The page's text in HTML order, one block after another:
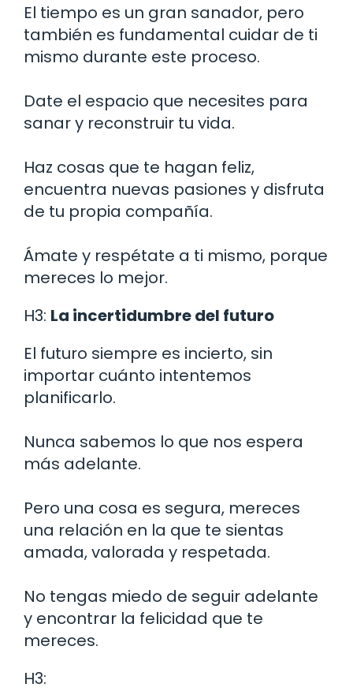
El tiempo es un gran sanador, pero
también es fundamental cuidar de ti
mismo durante este proceso.
Date el espacio que necesites para
sanar y reconstruir tu vida.
Haz cosas que te hagan feliz,
encuentra nuevas pasiones y disfruta
de tu propia compañía.
Ámate y respétate a ti mismo, porque
mereces lo mejor.
H3: La incertidumbre del futuro
El futuro siempre es incierto, sin
importar cuánto intentemos
planificarlo.
Nunca sabemos lo que nos espera
más adelante.
Pero una cosa es segura, mereces
una relación en la que te sientas
amada, valorada y respetada.
No tengas miedo de seguir adelante
y encontrar la felicidad que te
mereces.
H3: